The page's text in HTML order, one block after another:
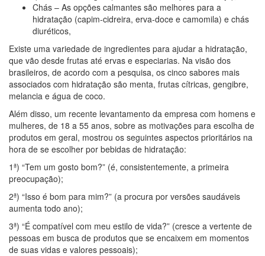
Chás – As opções calmantes são melhores para a
hidratação (capim-cidreira, erva-doce e camomila) e chás
diuréticos,
Existe uma variedade de ingredientes para ajudar a hidratação,
que vão desde frutas até ervas e especiarias. Na visão dos
brasileiros, de acordo com a pesquisa, os cinco sabores mais
associados com hidratação são menta, frutas cítricas, gengibre,
melancia e água de coco.
Além disso, um recente levantamento da empresa com homens e
mulheres, de 18 a 55 anos, sobre as motivações para escolha de
produtos em geral, mostrou os seguintes aspectos prioritários na
hora de se escolher por bebidas de hidratação:
1ª) “Tem um gosto bom?” (é, consistentemente, a primeira
preocupação);
2ª) “Isso é bom para mim?” (a procura por versões saudáveis
aumenta todo ano);
3ª) “É compatível com meu estilo de vida?” (cresce a vertente de
pessoas em busca de produtos que se encaixem em momentos
de suas vidas e valores pessoais);